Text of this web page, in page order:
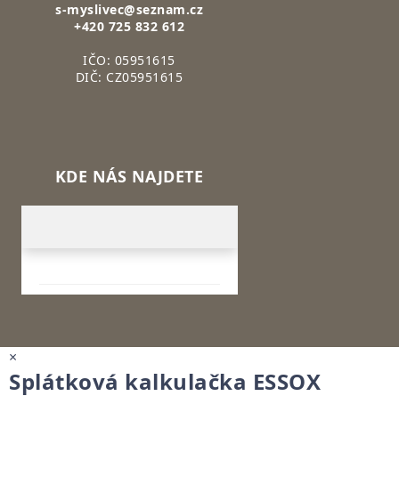
s-myslivec@seznam.cz
+420 725 832 612
IČO: 05951615
DIČ: CZ05951615
KDE NÁS NAJDETE
×
Splátková kalkulačka ESSOX